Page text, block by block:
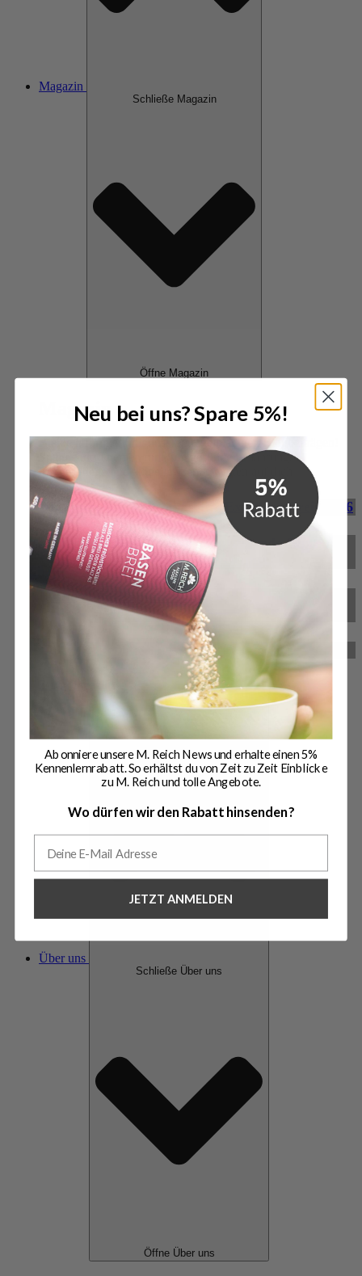
Magazin
Schließe Magazin
Öffne Magazin
Magazin
Bleibe informiert mit unseren regelmäßigen Blogbeiträgen!
Spannende Themen rund um gesunde Ernährung,
Körperpflege und aktuelle Trends warten auf dich.
M. Reich gewinnt Deutschen Exzellenz-Preis 2026
M. Reich GmbH für herausragende Service-
Qualität ausgezeichnet
BitterStoffKapseln – das neue Produkt von M.
Reich
Reformprodukt des Jahres 2024
Über uns
Schließe Über uns
Öffne Über uns
Neu bei uns? Spare 5%!
Abonniere unsere M. Reich News und erhalte einen 5%
Kennenlernrabatt. So erhältst du von Zeit zu Zeit Einblicke
zu M. Reich und tolle Angebote.
Wo dürfen wir den Rabatt hinsenden?
JETZT ANMELDEN